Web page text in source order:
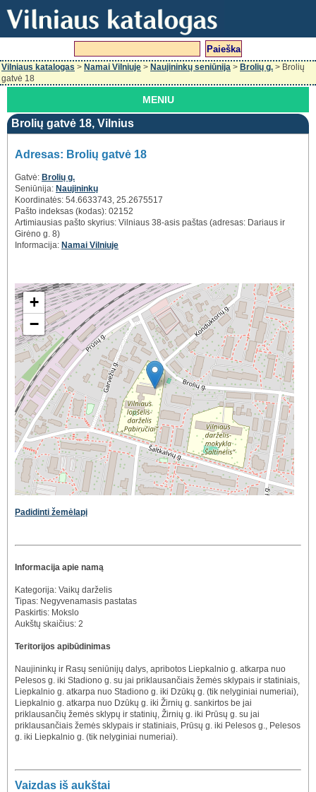
Vilniaus katalogas > Namai Vilniuje > Naujininkų seniūnija > Brolių g. > Brolių
gatvė 18
MENIU
Brolių gatvė 18, Vilnius
Adresas: Brolių gatvė 18
Gatvė: Brolių g.
Seniūnija: Naujininkų
Koordinatės: 54.6633743, 25.2675517
Pašto indeksas (kodas): 02152
Artimiausias pašto skyrius: Vilniaus 38-asis paštas (adresas: Dariaus ir
Girėno g. 8)
Informacija: Namai Vilniuje
+
−
Padidinti žemėlapį
Informacija apie namą
Kategorija: Vaikų darželis
Tipas: Negyvenamasis pastatas
Paskirtis: Mokslo
Aukštų skaičius: 2
Teritorijos apibūdinimas
Naujininkų ir Rasų seniūnijų dalys, apribotos Liepkalnio g. atkarpa nuo
Pelesos g. iki Stadiono g. su jai priklausančiais žemės sklypais ir statiniais,
Liepkalnio g. atkarpa nuo Stadiono g. iki Dzūkų g. (tik nelyginiai numeriai),
Liepkalnio g. atkarpa nuo Dzūkų g. iki Žirnių g. sankirtos be jai
priklausančių žemės sklypų ir statinių, Žirnių g. iki Prūsų g. su jai
priklausančiais žemės sklypais ir statiniais, Prūsų g. iki Pelesos g., Pelesos
g. iki Liepkalnio g. (tik nelyginiai numeriai).
Vaizdas iš aukštai